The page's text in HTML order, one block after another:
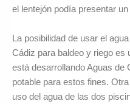
el lentejón podía presentar un
La posibilidad de usar el
Cádiz para baldeo y riego es
está desarrollando Aguas de
potable para estos fines.
uso del agua de las dos